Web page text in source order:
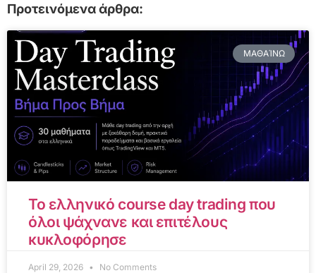
Προτεινόμενα άρθρα:
ΜΑΘΑΊΝΩ
Το ελληνικό course day trading που
όλοι ψάχνανε και επιτέλους
κυκλοφόρησε
April 29, 2026 No Comments